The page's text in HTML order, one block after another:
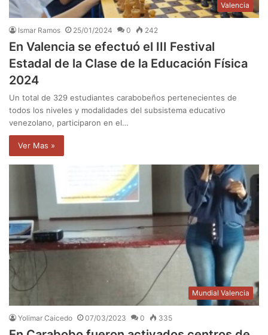
Valencia
Ismar Ramos 25/01/2024 0 242
En Valencia se efectuó el III Festival
Estadal de la Clase de la Educación Física
2024
Un total de 329 estudiantes carabobeños pertenecientes de
todos los niveles y modalidades del subsistema educativo
venezolano, participaron en el…
Ver Mas »
Mundial Valencia
Yolimar Caicedo 07/03/2023 0 335